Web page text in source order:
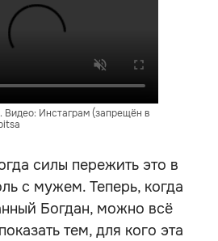
Инстаграм (запрещён в
силы пережить это в
с мужем. Теперь, когда
Богдан, можно всё
тем, для кого эта